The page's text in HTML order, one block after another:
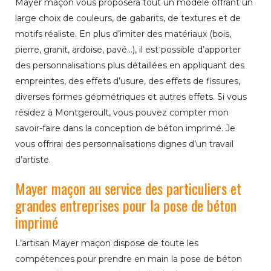
Mayer maçon vous proposera tout un modèle offrant un
large choix de couleurs, de gabarits, de textures et de
motifs réaliste. En plus d’imiter des matériaux (bois,
pierre, granit, ardoise, pavé...), il est possible d’apporter
des personnalisations plus détaillées en appliquant des
empreintes, des effets d’usure, des effets de fissures,
diverses formes géométriques et autres effets. Si vous
résidez à Montgeroult, vous pouvez compter mon
savoir-faire dans la conception de béton imprimé. Je
vous offrirai des personnalisations dignes d’un travail
d’artiste.
Mayer maçon au service des particuliers et
grandes entreprises pour la pose de béton
imprimé
L’artisan Mayer maçon dispose de toute les
compétences pour prendre en main la pose de béton